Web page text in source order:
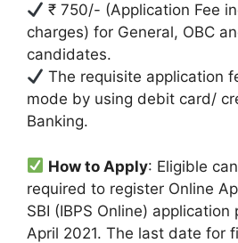
₹ 750/- (Application Fee
charges) for General, OBC
candidates.
The requisite application
mode by using debit card/
Banking.
How to Apply: Eligible
required to register Online
SBI (IBPS Online)
April 2021. The last date for